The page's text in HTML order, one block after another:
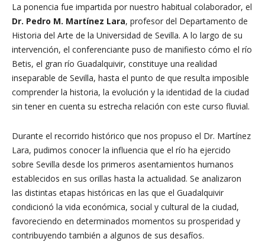
La ponencia fue impartida por nuestro habitual colaborador, el
Dr. Pedro M. Martínez Lara, profesor del Departamento de
Historia del Arte de la Universidad de Sevilla. A lo largo de su
intervención, el conferenciante puso de manifiesto cómo el río
Betis, el gran río Guadalquivir, constituye una realidad
inseparable de Sevilla, hasta el punto de que resulta imposible
comprender la historia, la evolución y la identidad de la ciudad
sin tener en cuenta su estrecha relación con este curso fluvial.
Durante el recorrido histórico que nos propuso el Dr. Martínez
Lara, pudimos conocer la influencia que el río ha ejercido
sobre Sevilla desde los primeros asentamientos humanos
establecidos en sus orillas hasta la actualidad. Se analizaron
las distintas etapas históricas en las que el Guadalquivir
condicionó la vida económica, social y cultural de la ciudad,
favoreciendo en determinados momentos su prosperidad y
contribuyendo también a algunos de sus desafíos.